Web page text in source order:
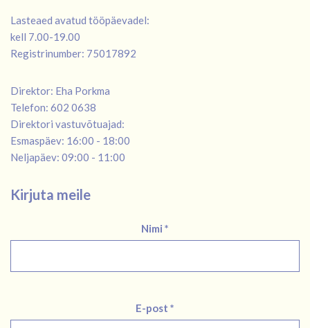
Lasteaed avatud tööpäevadel:
kell 7.00-19.00
Registrinumber: 75017892
Direktor: Eha Porkma
Telefon: 602 0638
Direktori vastuvõtuajad:
Esmaspäev: 16:00 - 18:00
Neljapäev: 09:00 - 11:00
Kirjuta meile
Nimi *
E-post *